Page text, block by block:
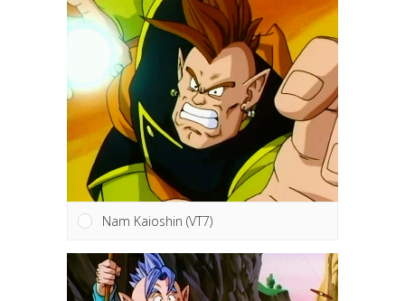
Nam Kaioshin (VT7)